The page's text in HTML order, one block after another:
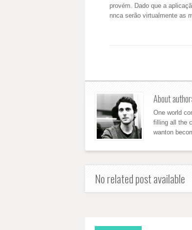
provém. Dado que a
nnca serão virtualmente as
About author:
One world
filling all the
wanton
No related post available